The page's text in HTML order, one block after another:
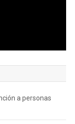
a personas